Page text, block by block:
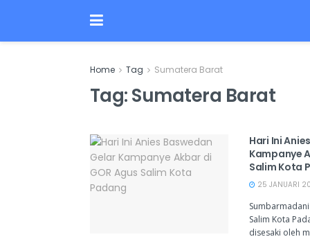
Home Tag Sumatera Barat
Tag:Sumatera Barat
Hari Ini
Kampanye
Salim Kota
25 JANUARI
Salim Kota
disesaki oleh